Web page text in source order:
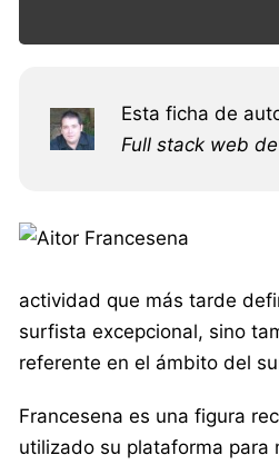
Esta ficha de
Full stack web
actividad que más tarde
surfista excepcional, sino
referente en el ámbito del
Francesena es una figura
utilizado su plataforma para